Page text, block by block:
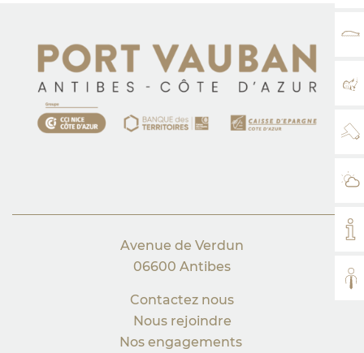
Avenue de Verdun
06600 Antibes
Contactez nous
Nous rejoindre
Nos engagements